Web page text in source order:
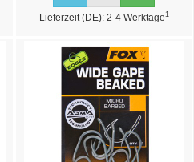
Lieferzeit (DE): 2-4 Werktage1